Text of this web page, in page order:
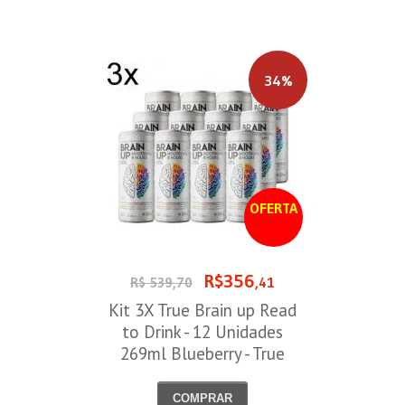
OFERTA
34%
R$ 539,70 R$356,41
Kit 3X True Brain up Read
to Drink - 12 Unidades
269ml Blueberry - True
COMPRAR